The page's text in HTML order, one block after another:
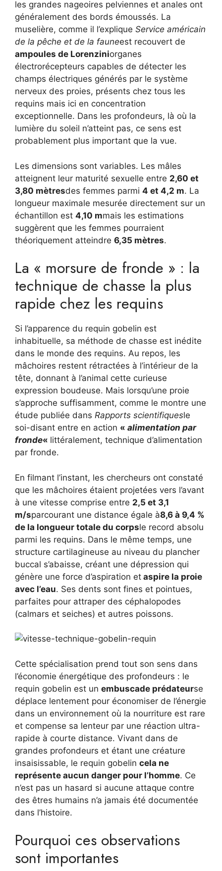
les grandes nageoires pelviennes et anales ont
généralement des bords émoussés. La
muselière, comme il l’explique Service américain
de la pêche et de la fauneest recouvert de
ampoules de Lorenziniorganes
électrorécepteurs capables de détecter les
champs électriques générés par le système
nerveux des proies, présents chez tous les
requins mais ici en concentration
exceptionnelle. Dans les profondeurs, là où la
lumière du soleil n’atteint pas, ce sens est
probablement plus important que la vue.
Les dimensions sont variables. Les mâles
atteignent leur maturité sexuelle entre 2,60 et
3,80 mètresdes femmes parmi 4 et 4,2 m. La
longueur maximale mesurée directement sur un
échantillon est 4,10 mmais les estimations
suggèrent que les femmes pourraient
théoriquement atteindre 6,35 mètres.
La « morsure de fronde » : la
technique de chasse la plus
rapide chez les requins
Si l’apparence du requin gobelin est
inhabituelle, sa méthode de chasse est inédite
dans le monde des requins. Au repos, les
mâchoires restent rétractées à l’intérieur de la
tête, donnant à l’animal cette curieuse
expression boudeuse. Mais lorsqu’une proie
s’approche suffisamment, comme le montre une
étude publiée dans Rapports scientifiquesle
soi-disant entre en action « alimentation par
fronde« littéralement, technique d’alimentation
par fronde.
En filmant l’instant, les chercheurs ont constaté
que les mâchoires étaient projetées vers l’avant
à une vitesse comprise entre 2,5 et 3,1
m/sparcourant une distance égale à8,6 à 9,4 %
de la longueur totale du corpsle record absolu
parmi les requins. Dans le même temps, une
structure cartilagineuse au niveau du plancher
buccal s’abaisse, créant une dépression qui
génère une force d’aspiration et aspire la proie
avec l’eau. Ses dents sont fines et pointues,
parfaites pour attraper des céphalopodes
(calmars et seiches) et autres poissons.
Cette spécialisation prend tout son sens dans
l’économie énergétique des profondeurs : le
requin gobelin est un embuscade prédateurse
déplace lentement pour économiser de l’énergie
dans un environnement où la nourriture est rare
et compense sa lenteur par une réaction ultra-
rapide à courte distance. Vivant dans de
grandes profondeurs et étant une créature
insaisissable, le requin gobelin cela ne
représente aucun danger pour l’homme. Ce
n’est pas un hasard si aucune attaque contre
des êtres humains n’a jamais été documentée
dans l’histoire.
Pourquoi ces observations
sont importantes